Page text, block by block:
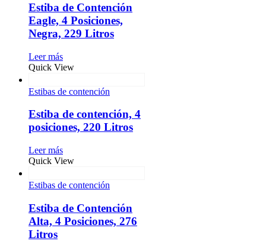
Estiba de Contención
Eagle, 4 Posiciones,
Negra, 229 Litros
Leer más
Quick View
Estibas de contención
Estiba de contención, 4
posiciones, 220 Litros
Leer más
Quick View
Estibas de contención
Estiba de Contención
Alta, 4 Posiciones, 276
Litros